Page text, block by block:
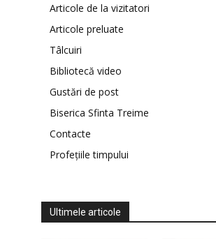
Articole de la vizitatori
Articole preluate
Tâlcuiri
Bibliotecă video
Gustări de post
Biserica Sfinta Treime
Contacte
Profețiile timpului
Ultimele articole